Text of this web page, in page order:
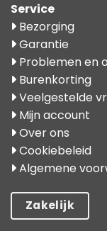
Service
Bezorging
Garantie
Problemen en
Burenkorting
Veelgestelde
Mijn account
Over ons
Cookiebeleid
Algemene
Zakelijk